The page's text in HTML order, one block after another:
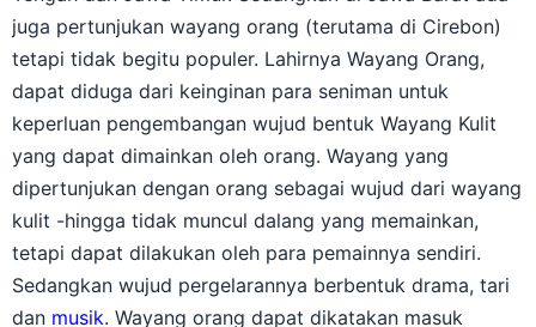
juga pertunjukan wayang orang (terutama di Cirebon)
tetapi tidak begitu populer. Lahirnya Wayang Orang,
dapat diduga dari keinginan para seniman untuk
keperluan pengembangan wujud bentuk Wayang Kulit
yang dapat dimainkan oleh orang. Wayang yang
dipertunjukan dengan orang sebagai wujud dari wayang
kulit -hingga tidak muncul dalang yang memainkan,
tetapi dapat dilakukan oleh para pemainnya sendiri.
Sedangkan wujud pergelarannya berbentuk drama, tari
dan
musik
. Wayang orang dapat dikatakan masuk